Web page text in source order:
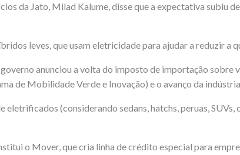
da Jato, Milad Kalume, disse que a expectativa subiu
leves, que usam eletricidade para ajudar a reduzir a
anunciou a volta do imposto de importação
de Mobilidade Verde e Inovação) e o avanço da
(considerando sedans, hatchs, peruas,
o Mover, que cria linha de crédito especial para